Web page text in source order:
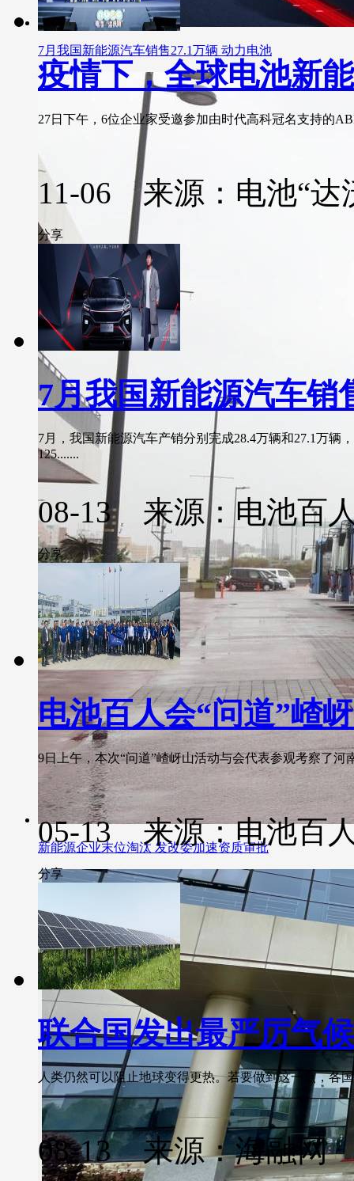
7月我国新能源汽车销售27.1万辆 动力电池
新能源企业末位淘汰 发改委加速资质审批
疫情下，全球电池新
27日下午，6位企业家受邀参加由时代高科冠名支持的
11-06 来源：电池“达
分享
7月我国新能源汽车销
7月，我国新能源汽车产销分别完成28.4万辆和27.1万辆
125.......
08-13 来源：电池百
分享
电池百人会“问道”嵖
9日上午，本次“问道”嵖岈山活动与会代表参观考察了
05-13 来源：电池百
分享
联合国发出最严厉气
人类仍然可以阻止地球变得更热。若要做到这一点，各
08-13 来源：海融网